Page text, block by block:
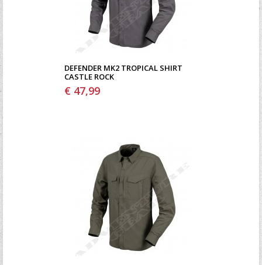
DEFENDER MK2 TROPICAL SHIRT
CASTLE ROCK
€ 47,99